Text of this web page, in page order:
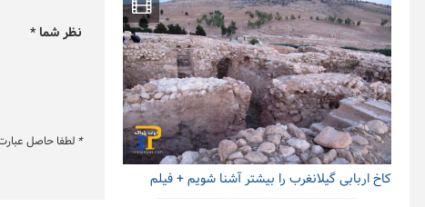
نظر شما *
* لطفا حاصل
کاخ اربابی گیلانغرب را بیشتر آشنا شویم + فیلم